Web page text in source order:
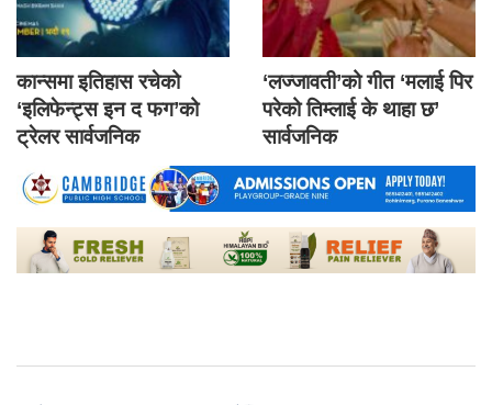
कान्समा इतिहास रचेको
‘इलिफेन्ट्स इन द फग’को
ट्रेलर सार्वजनिक
‘लज्जावती’को गीत ‘मलाई पिर
परेको तिम्लाई के थाहा छ’
सार्वजनिक